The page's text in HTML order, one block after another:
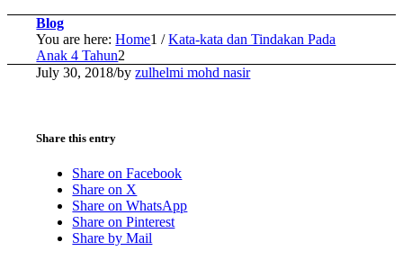
Blog
You are here: Home1 / Kata-kata dan Tindakan Pada
Anak 4 Tahun2
July 30, 2018/byzulhelmi mohd nasir
Share this entry
Share on Facebook
Share on X
Share on WhatsApp
Share on Pinterest
Share by Mail